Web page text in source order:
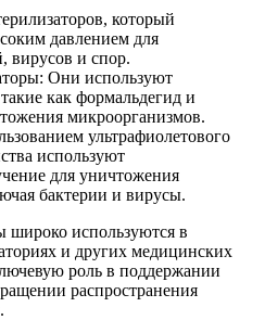
который
давлением для
вирусов и спор.
Они используют
как формальдегид и
микроорганизмов.
ультрафиолетового
используют
для уничтожения
бактерии и вирусы.
широко используются в
и других медицинских
роль в поддержании
распространения